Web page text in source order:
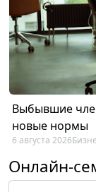
Выбывшие
новые нормы
6 августа 2026
Онлайн-